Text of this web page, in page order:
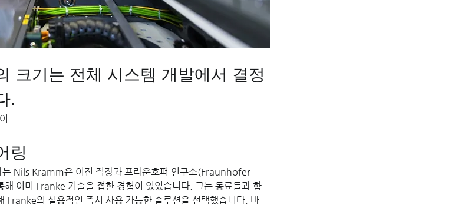
크기는 전체 시스템 개발에서 결정
.
링
는 Nils Kramm은 이전 직장과 프라운호퍼 연구소(Fraunhofer
이미 Franke 기술을 접한 경험이 있었습니다. 그는 동료들과 함
Franke의 실용적인 즉시 사용 가능한 솔루션을 선택했습니다. 바